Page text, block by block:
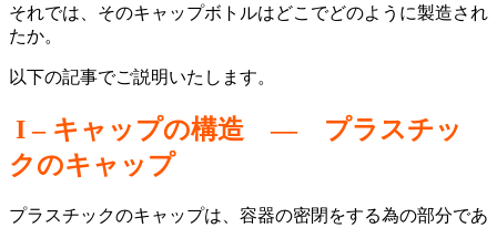
それでは、そのキャップボトルはどこでどのように製造され
たか。
以下の記事でご説明いたします。
I – キャップの構造 ― プラスチッ
クのキャップ
プラスチックのキャップは、容器の密閉をする為の部分であ